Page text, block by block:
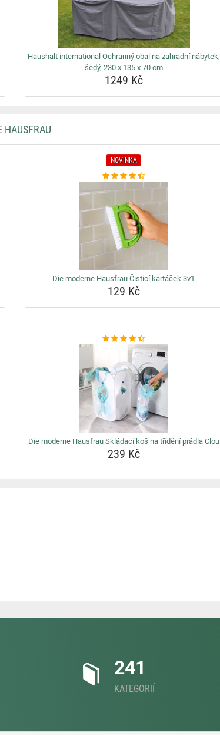
Haushalt international Ochranný obal na zahradní nábytek,
šedý, 230 x 135 x 70 cm
1249 Kč
HAUSFRAU
NOVINKA
Die moderne Hausfrau Čisticí kartáček 3v1
129 Kč
Die moderne Hausfrau Skládací koš na třídění prádla Clou
239 Kč
241
KATEGORIÍ